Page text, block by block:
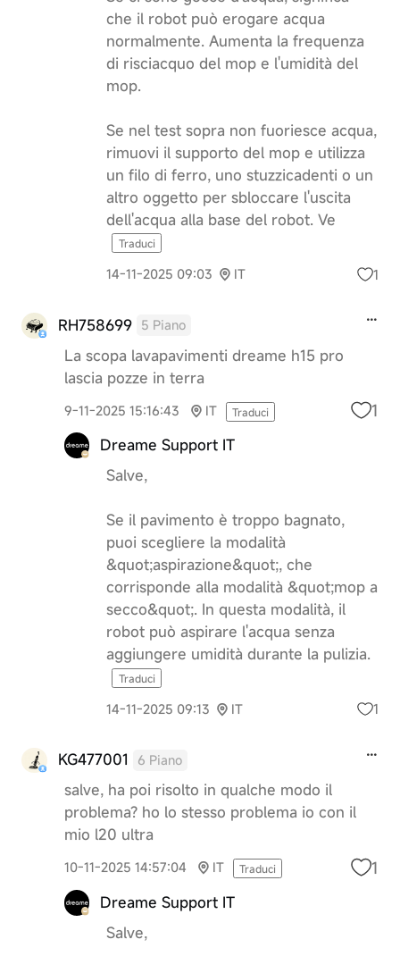
che il robot può erogare acqua
normalmente. Aumenta la frequenza
di risciacquo del mop e l'umidità del
mop.
Se nel test sopra non fuoriesce acqua,
rimuovi il supporto del mop e utilizza
un filo di ferro, uno stuzzicadenti o un
altro oggetto per sbloccare l'uscita
dell'acqua alla base del robot. Ve
Traduci
14-11-2025 09:03 IT 1
RH758699 5 Piano
La scopa lavapavimenti dreame h15 pro
lascia pozze in terra
9-11-2025 15:16:43 IT Traduci 1
Dreame Support IT
Salve,
Se il pavimento è troppo bagnato,
puoi scegliere la modalità
&quot;aspirazione&quot;, che
corrisponde alla modalità &quot;mop a
secco&quot;. In questa modalità, il
robot può aspirare l'acqua senza
aggiungere umidità durante la pulizia.
Traduci
14-11-2025 09:13 IT 1
KG477001 6 Piano
salve, ha poi risolto in qualche modo il
problema? ho lo stesso problema io con il
mio l20 ultra
10-11-2025 14:57:04 IT Traduci 1
Dreame Support IT
Salve,